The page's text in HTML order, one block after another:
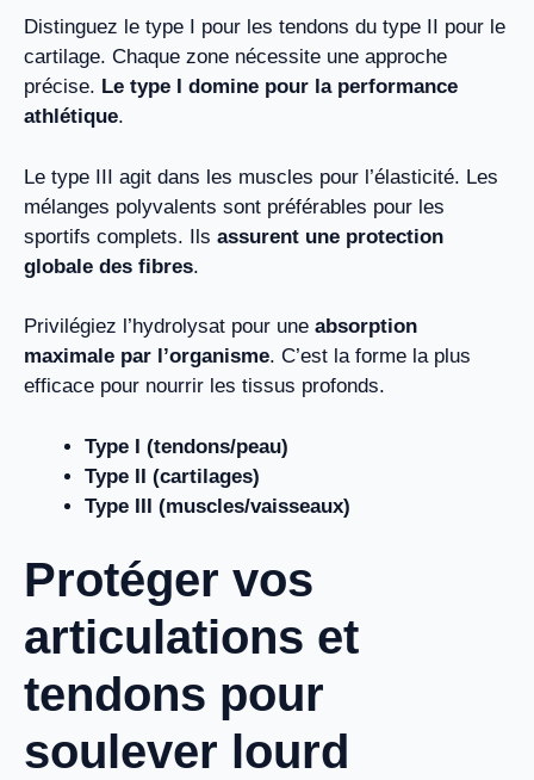
Distinguez le type I pour les tendons du type II pour le
cartilage. Chaque zone nécessite une approche
précise. Le type I domine pour la performance
athlétique.
Le type III agit dans les muscles pour l’élasticité. Les
mélanges polyvalents sont préférables pour les
sportifs complets. Ils assurent une protection
globale des fibres.
Privilégiez l’hydrolysat pour une absorption
maximale par l’organisme. C’est la forme la plus
efficace pour nourrir les tissus profonds.
Type I (tendons/peau)
Type II (cartilages)
Type III (muscles/vaisseaux)
Protéger vos
articulations et
tendons pour
soulever lourd